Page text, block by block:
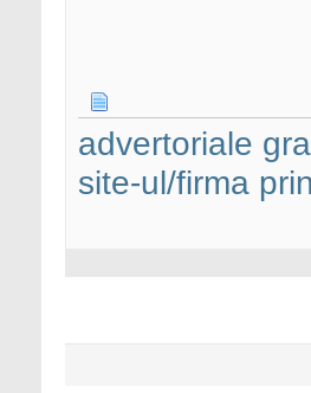
advertoriale
site-ul/firma